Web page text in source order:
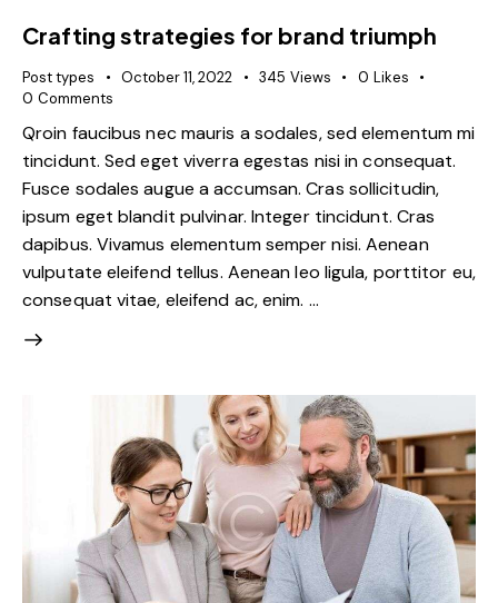
Crafting strategies for brand triumph
Post types October 11, 2022 345 Views 0 Likes
0 Comments
Qroin faucibus nec mauris a sodales, sed elementum mi
tincidunt. Sed eget viverra egestas nisi in consequat.
Fusce sodales augue a accumsan. Cras sollicitudin,
ipsum eget blandit pulvinar. Integer tincidunt. Cras
dapibus. Vivamus elementum semper nisi. Aenean
vulputate eleifend tellus. Aenean leo ligula, porttitor eu,
consequat vitae, eleifend ac, enim. …